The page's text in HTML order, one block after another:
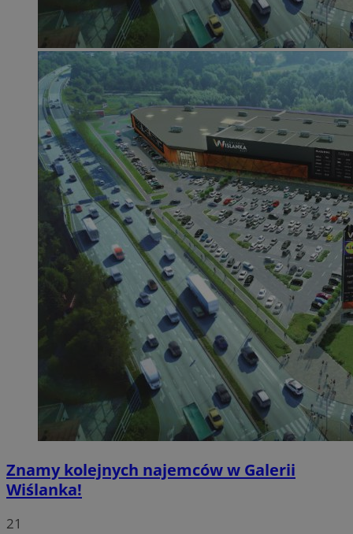
Znamy kolejnych najemców w Galerii
Wiślanka!
21